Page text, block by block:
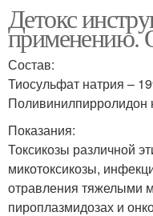
Детокс
применению.
Состав:
Тиосульфат натрия –
Поливинилпирролидон
Показания:
Токсикозы различной
микотоксикозы,
отравления тяжелыми
пироплазмидозах и